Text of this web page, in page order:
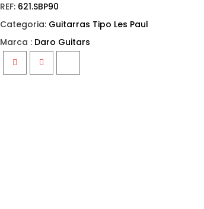
REF: 621.SBP90
Categoria: Guitarras Tipo Les Paul
Marca : Daro Guitars
FacebookTwitterGoogle+